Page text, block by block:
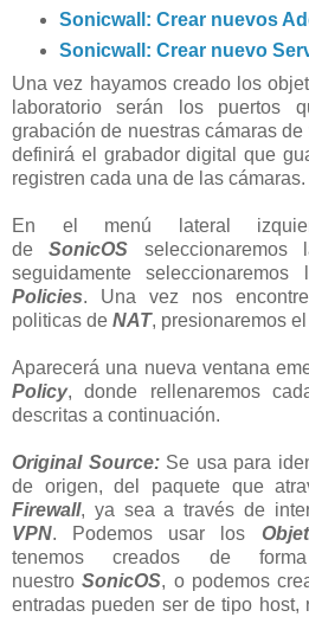
Sonicwall: Crear nuevos
Sonicwall: Crear nuevo
Una vez hayamos creado los
laboratorio serán los puertos
grabación de nuestras cámaras
definirá el grabador digital que
registren cada una de las cámaras.
En el menú lateral
deSonicOS seleccionaremos
seguidamente
Policies. Una vez nos
politicas de NAT, presionaremos
Aparecerá una nueva ventana
Policy, donde rellenaremos
descritas a continuación.
Original Source:Se usa para
de origen, del paquete que
Firewall, ya sea a través de
VPN. Podemos usar los
tenemos creados de
nuestroSonicOS, o podemos
entradas pueden ser de tipo host,